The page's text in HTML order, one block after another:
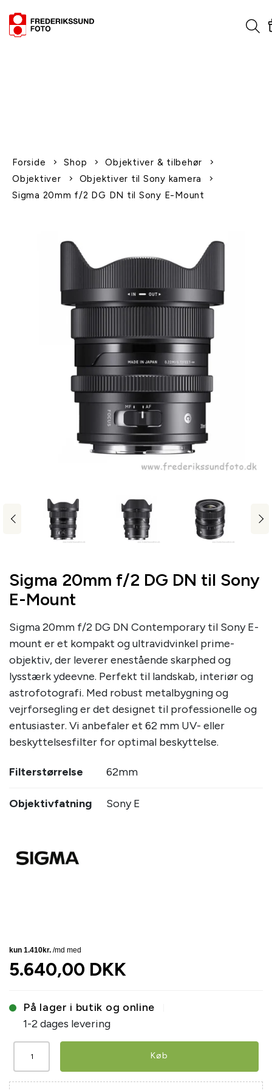
Forside Shop
Objektiver & tilbehør
Objektiver
Objektiver til Sony kamera
Sigma 20mm f/2 DG DN til Sony E-Mount
Sigma 20mm f/2 DG DN til Sony
E-Mount
Sigma 20mm f/2 DG DN Contemporary til Sony E-
mount er et kompakt og ultravidvinkel prime-
objektiv, der leverer enestående skarphed og
lysstærk ydeevne. Perfekt til landskab, interiør og
astrofotografi. Med robust metalbygning og
vejrforsegling er det designet til professionelle og
entusiaster. Vi anbefaler et 62 mm UV- eller
beskyttelsesfilter for optimal beskyttelse.
Filterstørrelse 62mm
Objektivfatning Sony E
5.640,00 DKK
På lager i butik og online
1-2 dages levering
Køb